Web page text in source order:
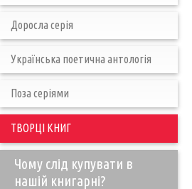
Доросла серія
Українська поетична антологія
Поза серіями
ТВОРЦІ КНИГ
Чому слід купувати в
нашій книгарні?